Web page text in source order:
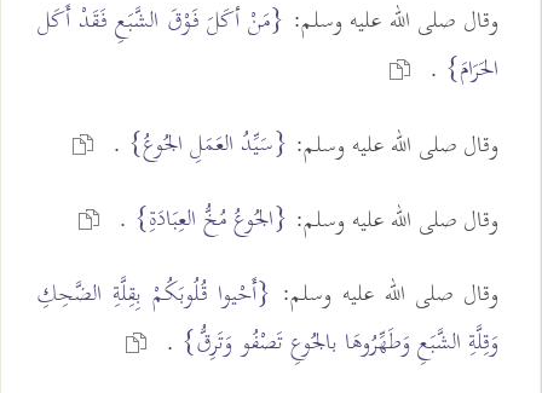
وقال صلى الله عليه وسلم: {مَنْ أكَلَ فَوْقَ الشَّبَعِ فَقَدْ أَكَل
الحَرَامَ} .
وقال صلى الله عليه وسلم: {سَيِّدُ العَمَلِ الجُوعُ} .
وقال صلى الله عليه وسلم: {الجُوعُ مُخُّ العِبَادَةِ} .
وقال صلى الله عليه وسلم: {أَحْيوا قُلُوبَكُمْ بِقِلَّةِ الضَّحِكِ
وَقِلَّةِ الشَّبَعِ وَطَهِّرُوهَا بالجُوعِ تَصْفُو وَتَرِقُّ} .